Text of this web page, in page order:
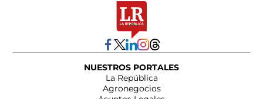
NUESTROS PORTALES
La República
Agronegocios